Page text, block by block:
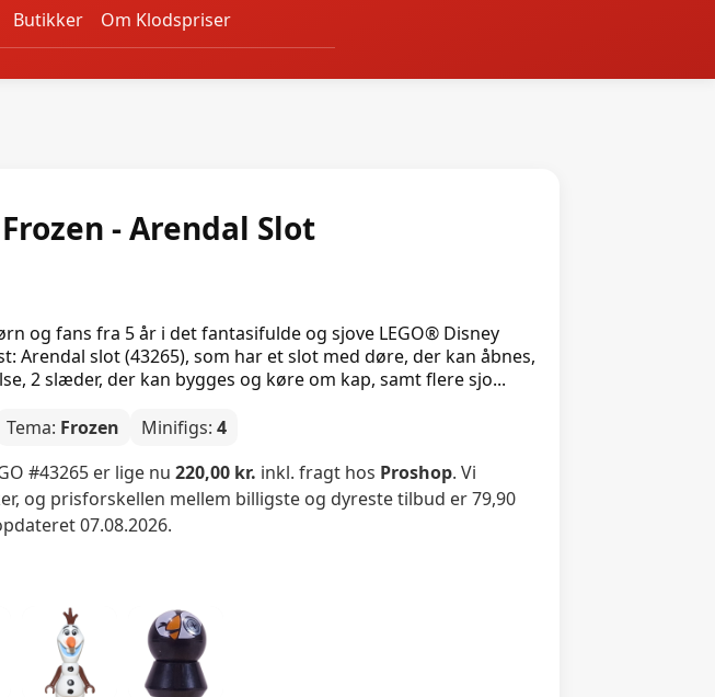
Butikker Om Klodspriser
- Arendal Slot
og fans fra 5 år i det fantasifulde og sjove LEGO® Disney
Arendal slot (43265), som har et slot med døre, der kan åbnes,
2 slæder, der kan bygges og køre om kap, samt flere sjo...
Tema: Frozen Minifigs:4
#43265 er lige nu220,00 kr. inkl. fragt hos Proshop. Vi
og prisforskellen mellem billigste og dyreste tilbud er 79,90
07.08.2026.